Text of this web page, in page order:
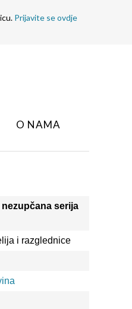
Prijavite se ovdje
O NAMA
nezupčana serija
i razglednice